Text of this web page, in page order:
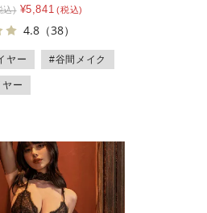
¥5,841
4.8 （38）
ヤー #谷間メイク
ー